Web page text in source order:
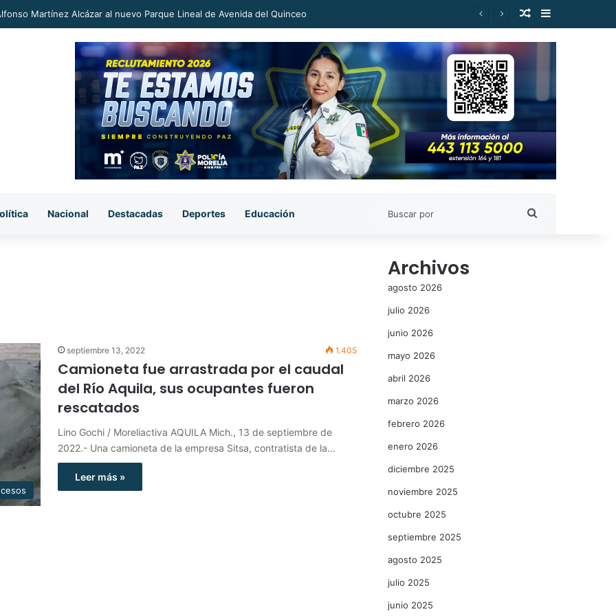
a proceso al «R1» por homicidio del ex alcalde Carlos Manzo Publicación al
Barra lateral
Nacional Destacadas Deportes Educación
septiembre 13, 2022 1.405
Camioneta fue arrastrada por el caudal
del Río Aquila, sus ocupantes fueron
rescatados
Lino Gochi / Moreliactiva AQUILA Mich., 13 de septiembre de
2022.- Una camioneta de la empresa Sitsa, contratista de la…
Leer más »
Archivos
agosto 2026
julio 2026
junio 2026
mayo 2026
abril 2026
marzo 2026
febrero 2026
enero 2026
diciembre 2025
noviembre 2025
octubre 2025
septiembre 2025
agosto 2025
julio 2025
junio 2025